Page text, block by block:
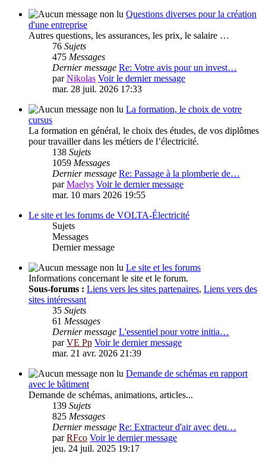
Questions diverses pour la création
d'une entreprise
Autres questions, les assurances, les prix, le salaire …
76 Sujets
475 Messages
Dernier message Re: Votre avis pour un invest…
parNikolas Voir le dernier message
mar. 28 juil. 2026 17:33
La formation, le choix de votre
cursus
La formation en général, le choix des études, de vos diplômes
pour travailler dans les métiers de l’électricité.
138 Sujets
1059 Messages
Dernier message Re: Passage à la plomberie de…
parMaelys Voir le dernier message
mar. 10 mars 2026 19:55
Le site et les forums de VOLTA-Électricité
Sujets
Messages
Dernier message
Le site et les forums
Informations concernant le site et le forum.
Sous-forums : Liens vers les sites partenaires, Liens vers des
sites intéressant
35 Sujets
61 Messages
Dernier message L'essentiel pour votre initia…
parVE Pp Voir le dernier message
mar. 21 avr. 2026 21:39
Demande de schémas en rapport
avec le bâtiment
Demande de schémas, animations, articles...
139 Sujets
825 Messages
Dernier message Re: Extracteur d'air avec deu…
parRFco Voir le dernier message
jeu. 24 juil. 2025 19:17